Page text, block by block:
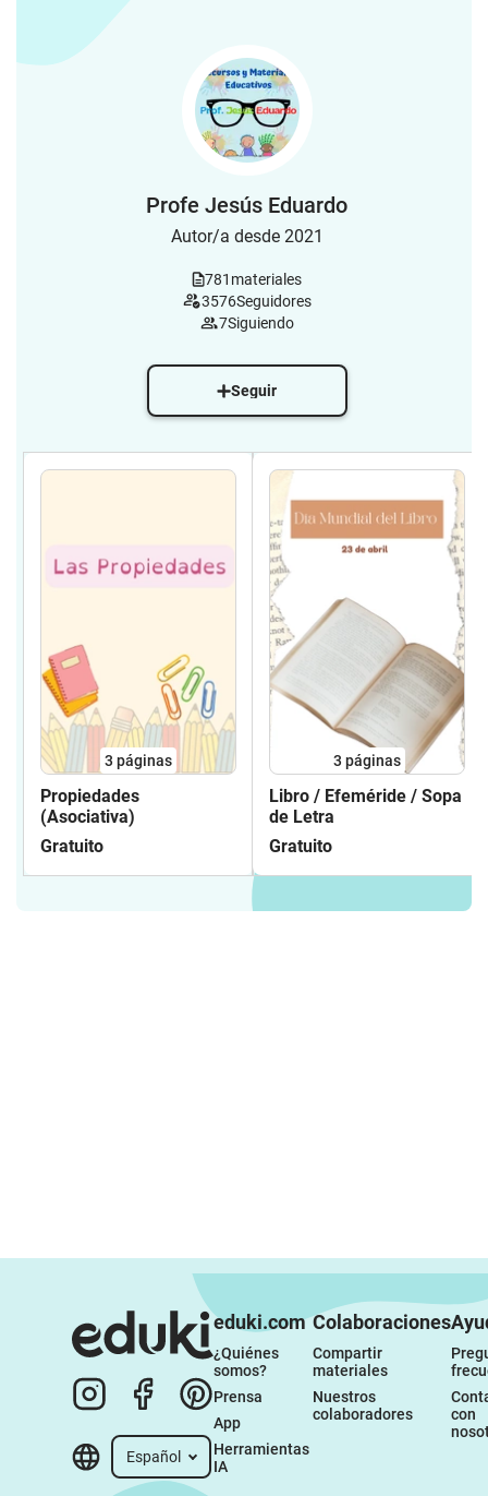
Profe Jesús Eduardo
Autor/a desde 2021
781 materiales
3576Seguidores
7Siguiendo
Seguir
3 páginas
Propiedades
(Asociativa)
Gratuito
3 páginas
Libro / Efeméride / Sopa
de Letra
Gratuito
Español
eduki.com
¿Quiénes
somos?
Prensa
App
Herramientas
IA
Colaboraciones
Compartir
materiales
Nuestros
colaboradores
con